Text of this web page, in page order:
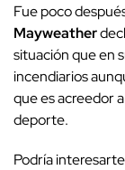
Fue poco
Mayweather
situación que en
incendiarios
que es acreedor
deporte.
Podría